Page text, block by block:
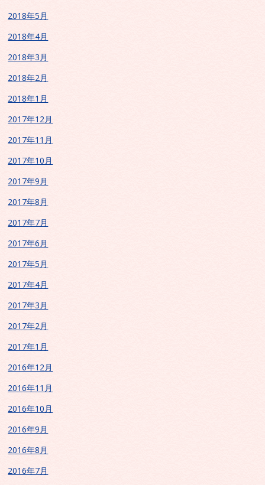
2018年5月
2018年4月
2018年3月
2018年2月
2018年1月
2017年12月
2017年11月
2017年10月
2017年9月
2017年8月
2017年7月
2017年6月
2017年5月
2017年4月
2017年3月
2017年2月
2017年1月
2016年12月
2016年11月
2016年10月
2016年9月
2016年8月
2016年7月